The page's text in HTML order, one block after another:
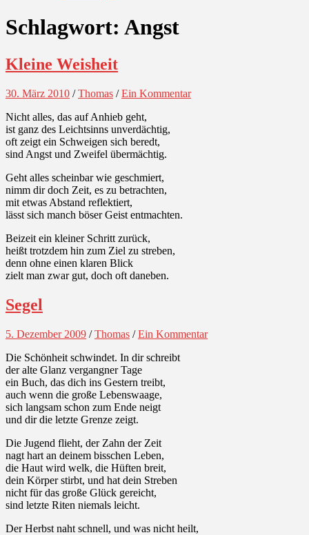
Schlagwort: Angst
Kleine Weisheit
30. März 2010 /Thomas /Ein Kommentar
Nicht alles, das auf Anhieb geht,
ist ganz des Leichtsinns unverdächtig,
oft zeigt ein Schweigen sich beredt,
sind Angst und Zweifel übermächtig.
Geht alles scheinbar wie geschmiert,
nimm dir doch Zeit, es zu betrachten,
mit etwas Abstand reflektiert,
lässt sich manch böser Geist entmachten.
Beizeit ein kleiner Schritt zurück,
heißt trotzdem hin zum Ziel zu streben,
denn ohne einen klaren Blick
zielt man zwar gut, doch oft daneben.
Segel
5. Dezember 2009 /Thomas /Ein Kommentar
Die Schönheit schwindet. In dir schreibt
der alte Glanz vergangner Tage
ein Buch, das dich ins Gestern treibt,
auch wenn die große Lebenswaage,
sich langsam schon zum Ende neigt
und dir die letzte Grenze zeigt.
Die Jugend flieht, der Zahn der Zeit
nagt hart an deinem bisschen Leben,
die Haut wird welk, die Hüften breit,
dein Körper stirbt, und hat dein Streben
nicht für das große Glück gereicht,
sind letzte Riten niemals leicht.
Der Herbst naht schnell, und was nicht heilt,